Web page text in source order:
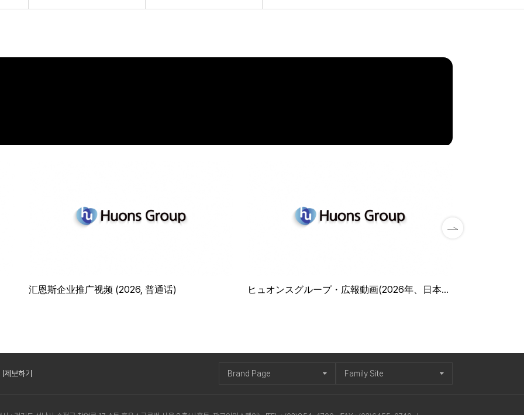
汇恩斯企业推广视频 (2026, 普通话)
ヒュオンスグループ・広報動画(2026年、日本語
제보하기 Brand Page Family Site